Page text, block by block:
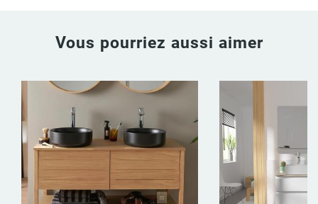
Vous pourriez aussi aimer